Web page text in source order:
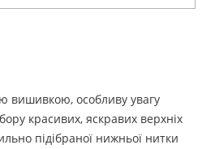
особливу увагу
красивих, яскравих верхніх
підібраної нижньої нитки